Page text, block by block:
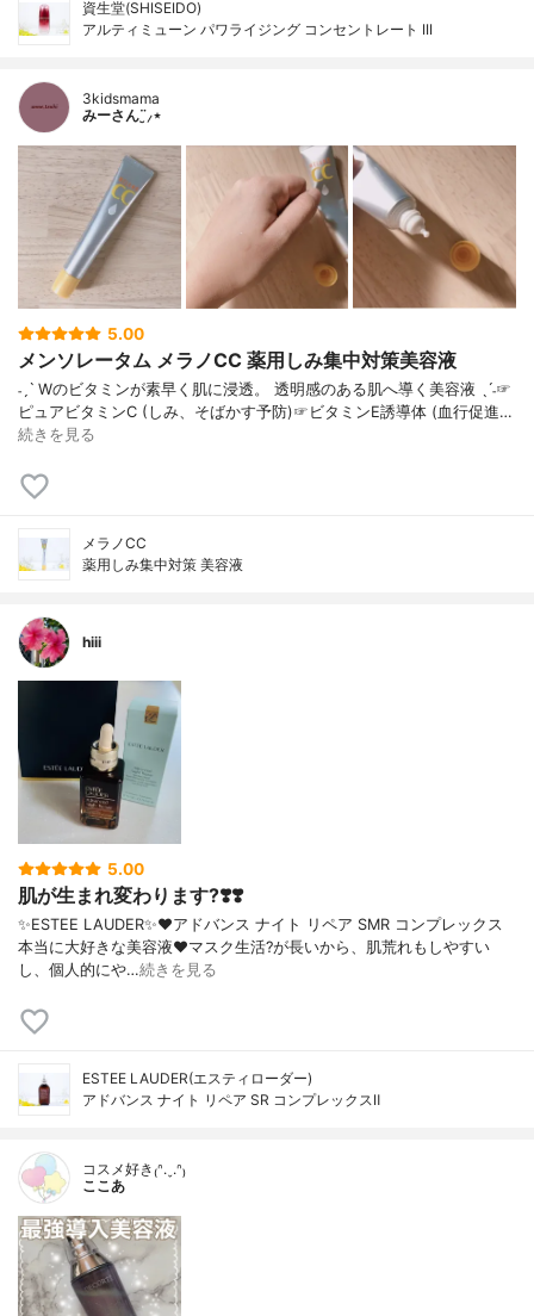
資生堂(SHISEIDO)
アルティミューン パワライジング コンセントレート III
3kidsmama
みーさん¨̮⸝⋆
5.00
メンソレータム メラノCC 薬用しみ集中対策美容液
˗ˏˋ Wのビタミンが素早く肌に浸透。 透明感のある肌へ導く美容液 ˎˊ˗☞
ピュアビタミンC (しみ、そばかす予防)☞ビタミンE誘導体 (血行促進…
続きを見る
メラノCC
薬用しみ集中対策 美容液
hiii
5.00
肌が生まれ変わります?❣️❣️
✨ESTEE LAUDER✨❤︎アドバンス ナイト リペア SMR コンプレックス
本当に大好きな美容液❤️マスク生活?が長いから、肌荒れもしやすい
し、個人的にや…続きを見る
ESTEE LAUDER(エスティローダー)
アドバンス ナイト リペア SR コンプレックスⅡ
コスメ好き₍ᐢ.ˬ.ᐢ₎
ここあ